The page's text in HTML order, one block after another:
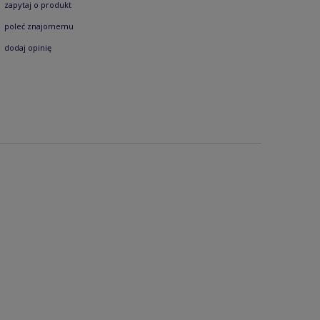
zapytaj o produkt
poleć znajomemu
dodaj opinię